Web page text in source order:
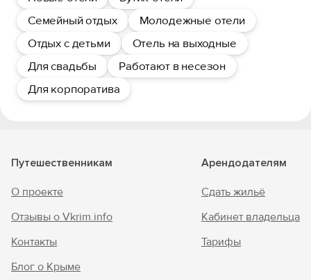
Семейный отдых
Молодежные отели
Отдых с детьми
Отель на выходные
Для свадьбы
Работают в несезон
Для корпоратива
Путешественникам
О проекте
Отзывы о Vkrim.info
Контакты
Блог о Крыме
Арендодателям
Сдать жильё
Кабинет владельца
Тарифы